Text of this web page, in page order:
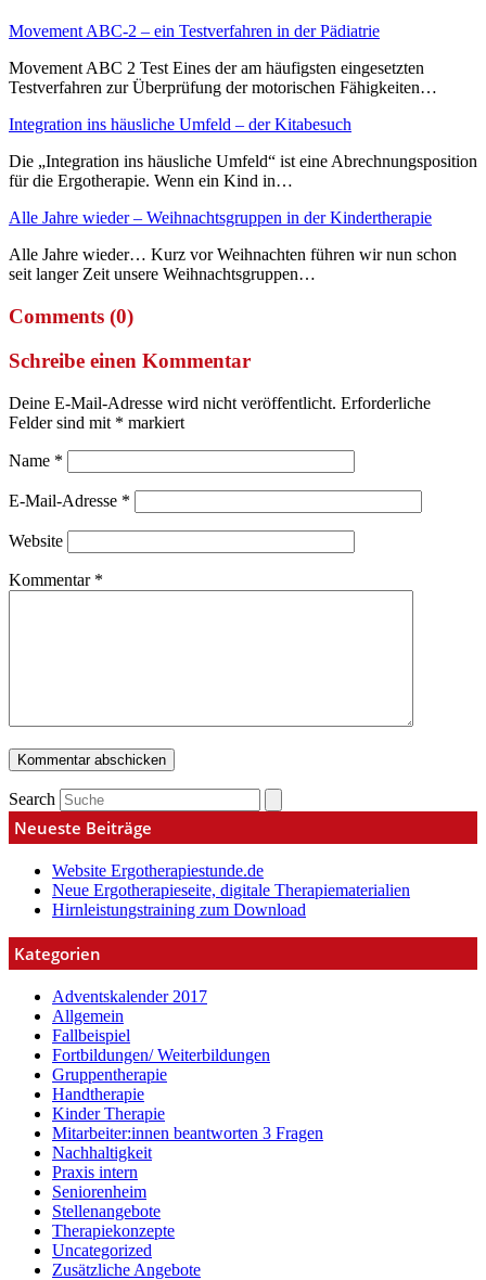
Movement ABC-2 – ein Testverfahren in der Pädiatrie
Movement ABC 2 Test Eines der am häufigsten eingesetzten
Testverfahren zur Überprüfung der motorischen Fähigkeiten…
Integration ins häusliche Umfeld – der Kitabesuch
Die „Integration ins häusliche Umfeld“ ist eine Abrechnungsposition
für die Ergotherapie. Wenn ein Kind in…
Alle Jahre wieder – Weihnachtsgruppen in der Kindertherapie
Alle Jahre wieder… Kurz vor Weihnachten führen wir nun schon
seit langer Zeit unsere Weihnachtsgruppen…
Comments (0)
Schreibe einen Kommentar
Deine E-Mail-Adresse wird nicht veröffentlicht. Erforderliche
Felder sind mit * markiert
Name *
E-Mail-Adresse *
Website
Kommentar *
Search
Neueste Beiträge
Website Ergotherapiestunde.de
Neue Ergotherapieseite, digitale Therapiematerialien
Hirnleistungstraining zum Download
Kategorien
Adventskalender 2017
Allgemein
Fallbeispiel
Fortbildungen/ Weiterbildungen
Gruppentherapie
Handtherapie
Kinder Therapie
Mitarbeiter:innen beantworten 3 Fragen
Nachhaltigkeit
Praxis intern
Seniorenheim
Stellenangebote
Therapiekonzepte
Uncategorized
Zusätzliche Angebote